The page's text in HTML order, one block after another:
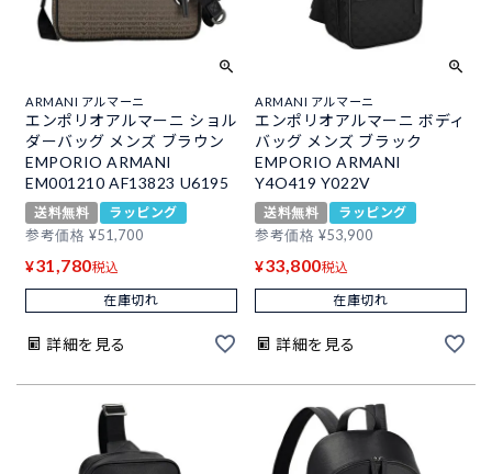
ARMANI アルマーニ
エンポリオアルマーニ ショル
ダーバッグ メンズ ブラウン
EMPORIO ARMANI
EM001210 AF13823 U6195
送料無料
ラッピング
参考価格 ¥51,700
¥31,780税込
在庫切れ
詳細を見る
ARMANI アルマーニ
エンポリオアルマーニ ボディ
バッグ メンズ ブラック
EMPORIO ARMANI
Y4O419 Y022V
送料無料
ラッピング
参考価格 ¥53,900
¥33,800税込
在庫切れ
詳細を見る